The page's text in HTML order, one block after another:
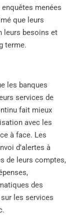
menées
que leurs
leurs besoins et
terme.
les banques
services de
fait mieux
avec les
à face. Les
d’alertes à
de leurs comptes,
des
les services